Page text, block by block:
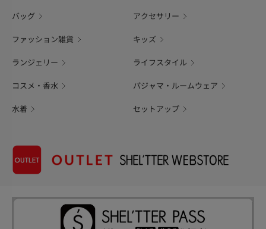
バッグ アクセサリー
ファッション雑貨 キッズ
ランジェリー ライフスタイル
コスメ・香水 パジャマ・ルームウェア
水着 セットアップ